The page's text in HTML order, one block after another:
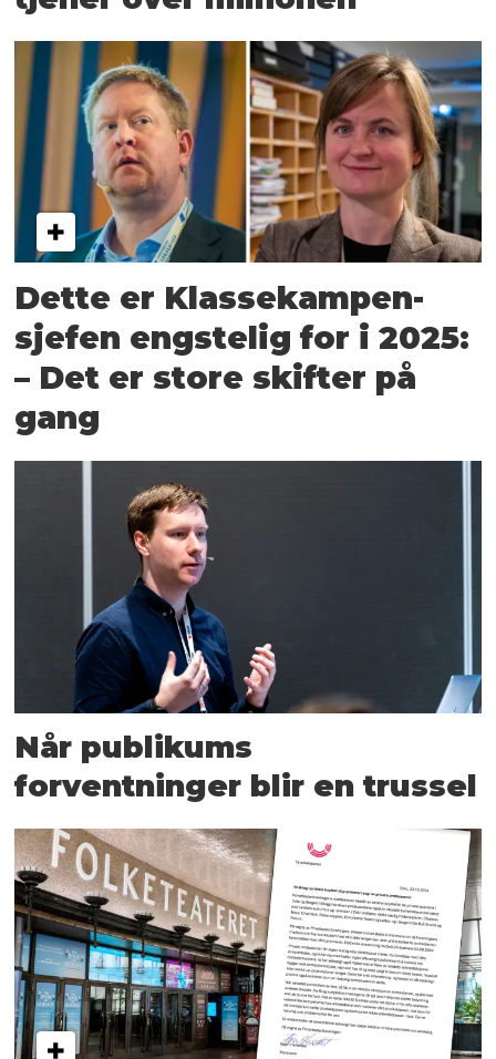
Dette er Klassekampen-
sjefen engstelig for i 2025:
– Det er store skifter på
gang
Når publikums
forventninger blir en trussel